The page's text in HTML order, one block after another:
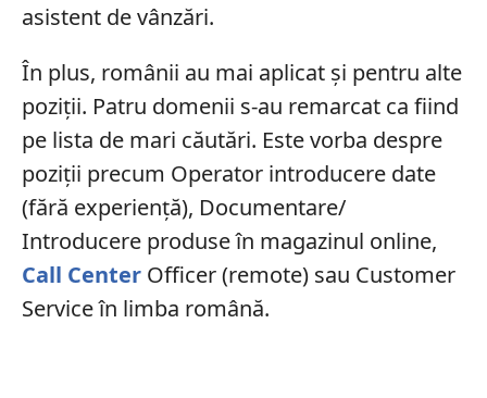
asistent de vânzări.
În plus, românii au mai aplicat și pentru alte
poziții. Patru domenii s-au remarcat ca fiind
pe lista de mari căutări. Este vorba despre
poziții precum Operator introducere date
(fără experiență), Documentare/
Introducere produse în magazinul online,
Call CenterOfficer (remote) sau Customer
Service în limba română.